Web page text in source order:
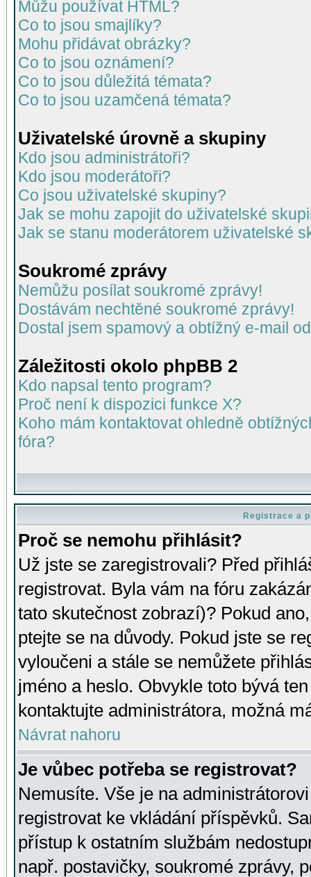
Můžu používat HTML?
Co to jsou smajlíky?
Mohu přidávat obrázky?
Co to jsou oznámení?
Co to jsou důležitá témata?
Co to jsou uzamčená témata?
Uživatelské úrovně a skupiny
Kdo jsou administrátoři?
Kdo jsou moderátoři?
Co jsou uživatelské skupiny?
Jak se mohu zapojit do uživatelské
Jak se stanu moderátorem uživatelské
Soukromé zprávy
Nemůžu posílat soukromé zprávy!
Dostávám nechtěné soukromé zprávy!
Dostal jsem spamový a obtížný e-mail
Záležitosti okolo phpBB 2
Kdo napsal tento program?
Proč není k dispozici funkce X?
Koho mám kontaktovat ohledně
fóra?
Registrace a
Proč se nemohu přihlásit?
Už jste se zaregistrovali? Před
registrovat. Byla vám na fóru
tato skutečnost zobrazí)? Pokud
ptejte se na důvody. Pokud jste se
vyloučeni a stále se nemůžete
jméno a heslo. Obvykle toto bývá
kontaktujte administrátora, možná
Návrat nahoru
Je vůbec potřeba se registrovat?
Nemusíte. Vše je na
registrovat ke vkládání příspěvků.
přístup k ostatním službám
např. postavičky, soukromé zprávy,